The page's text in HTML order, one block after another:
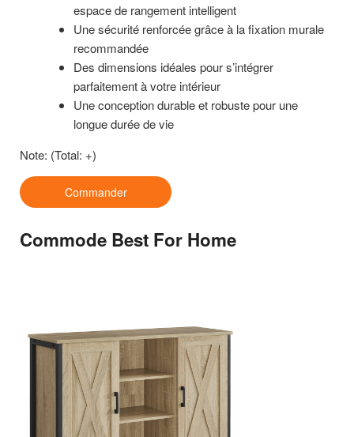
espace de rangement intelligent
Une sécurité renforcée grâce à la fixation murale
recommandée
Des dimensions idéales pour s’intégrer
parfaitement à votre intérieur
Une conception durable et robuste pour une
longue durée de vie
Note: (Total: +)
Commander
Commode Best For Home